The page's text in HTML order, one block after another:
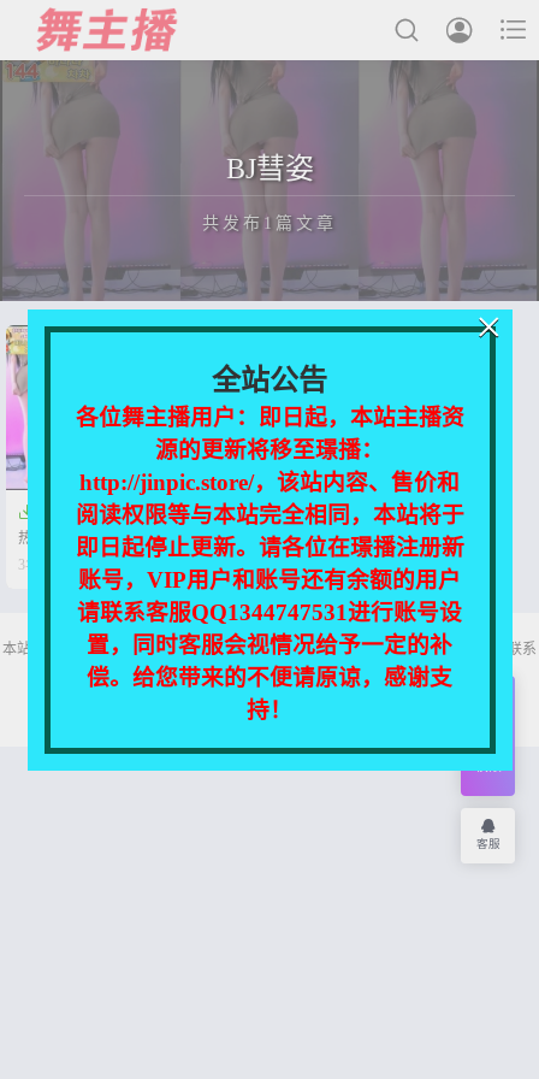



最新发布
主播合集
充值&解压说明
用户中心
会员登陆
BJ彗姿
共发布1篇文章
正在为您加载新内容

【Afreeca TV】BJ彗姿 AF19房
热舞性感秀 夸张的body 升级【26V-
4.8G】
3年前  0  37
本站所有资源均收集自互联网，仅供个人欣赏交流，如不慎侵犯了您的权益，请联系
我们，我们将尽快处理！
Copyright © 2026 舞主播
全站公告
各位舞主播用户：即日起，本站主播资
源的更新将移至璟播：
http://jinpic.store/，该站内容、售价和
阅读权限等与本站完全相同，本站将于
即日起停止更新。请各位在璟播注册新
账号，VIP用户和账号还有余额的用户
请联系客服QQ1344747531进行账号设
置，同时客服会视情况给予一定的补
偿。给您带来的不便请原谅，感谢支
持！
×
会员
客服